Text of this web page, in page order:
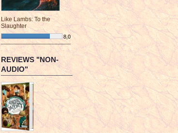
Like Lambs: To the
Slaughter
8,0
¯¯¯¯¯¯¯¯¯¯¯¯¯¯¯¯¯¯¯¯¯¯¯¯
REVIEWS "NON-
AUDIO"